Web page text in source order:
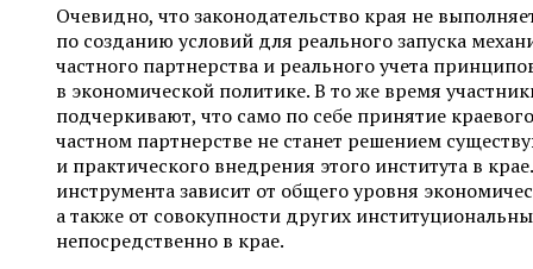
Очевидно, что законодательство края не
по созданию условий для реального запуска
частного партнерства и реального учета
в экономической политике. В то же время
подчеркивают, что само по себе принятие
частном партнерстве не станет решением
и практического внедрения этого института в
инструмента зависит от общего уровня
а также от совокупности других
непосредственно в крае.